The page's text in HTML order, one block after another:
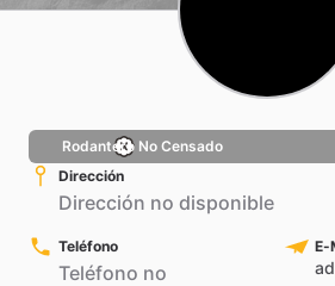
Rodantero No Censado
Dirección
Dirección no disponible
Teléfono
Teléfono no
E-